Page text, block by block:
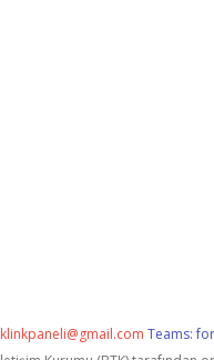
Teams: